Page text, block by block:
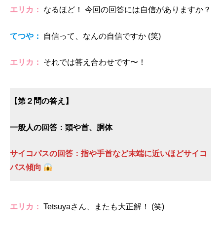
エリカ： なるほど！ 今回の回答には自信がありますか？
てつや： 自信って、なんの自信ですか (笑)
エリカ： それでは答え合わせです〜！
【第２問の答え】
一般人の回答：頭や首、胴体
サイコパスの回答：指や手首など末端に近いほどサイコ
パス傾向
エリカ： Tetsuyaさん、またも大正解！ (笑)